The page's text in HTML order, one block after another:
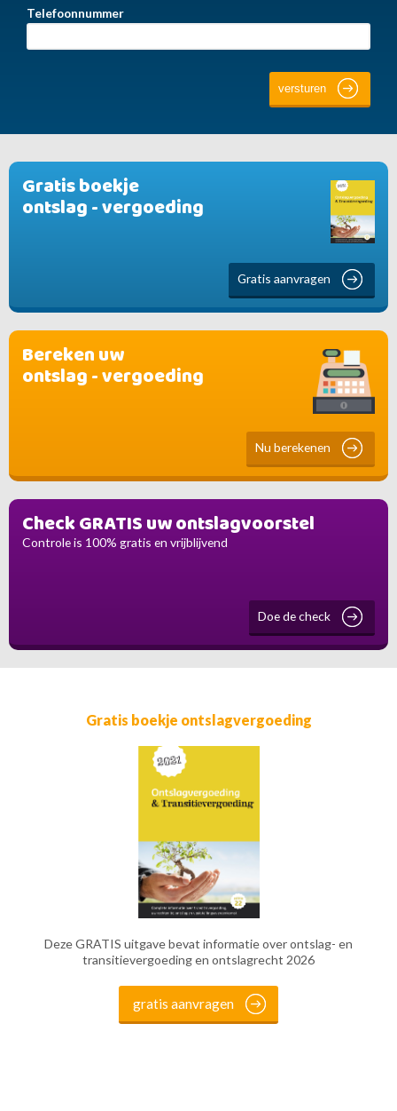
Gratis boekje
ontslag - vergoeding
Gratis aanvragen
Bereken uw
ontslag - vergoeding
Nu berekenen
Check GRATIS uw ontslagvoorstel
Controle is 100% gratis en vrijblijvend
Doe de check
Telefoonnummer
Gratis boekje ontslagvergoeding
Deze GRATIS uitgave bevat informatie over ontslag- en
transitievergoeding en ontslagrecht 2026
gratis aanvragen